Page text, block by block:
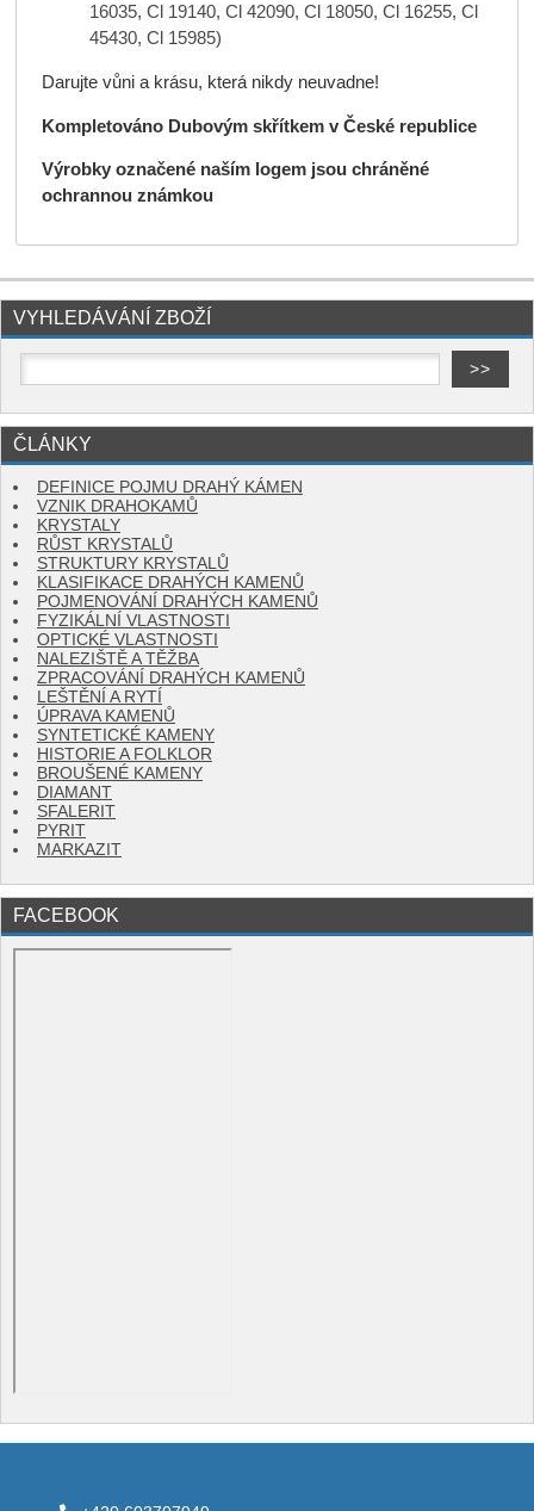
16035, Cl 19140, Cl 42090, Cl 18050, Cl 16255, Cl
45430, Cl 15985)
Darujte vůni a krásu, která nikdy neuvadne!
Kompletováno Dubovým skřítkem v České republice
Výrobky označené naším logem jsou chráněné
ochrannou známkou
VYHLEDÁVÁNÍ ZBOŽÍ
ČLÁNKY
DEFINICE POJMU DRAHÝ KÁMEN
VZNIK DRAHOKAMŮ
KRYSTALY
RŮST KRYSTALŮ
STRUKTURY KRYSTALŮ
KLASIFIKACE DRAHÝCH KAMENŮ
POJMENOVÁNÍ DRAHÝCH KAMENŮ
FYZIKÁLNÍ VLASTNOSTI
OPTICKÉ VLASTNOSTI
NALEZIŠTĚ A TĚŽBA
ZPRACOVÁNÍ DRAHÝCH KAMENŮ
LEŠTĚNÍ A RYTÍ
ÚPRAVA KAMENŮ
SYNTETICKÉ KAMENY
HISTORIE A FOLKLOR
BROUŠENÉ KAMENY
DIAMANT
SFALERIT
PYRIT
MARKAZIT
FACEBOOK